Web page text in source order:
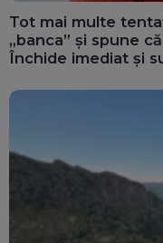
Tot mai multe
„banca” și spune
Închide imediat și